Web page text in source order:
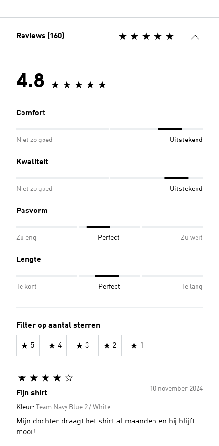
Reviews (160)
4.8
Comfort
Niet zo goed Uitstekend
Kwaliteit
Niet zo goed Uitstekend
Pasvorm
Zu eng Perfect Zu weit
Lengte
Te kort Perfect Te lang
Filter op aantal sterren
5 4 3 2 1
10 november 2024
Fijn shirt
Kleur: Team Navy Blue 2 / White
Mijn dochter draagt het shirt al maanden en hij blijft
mooi!